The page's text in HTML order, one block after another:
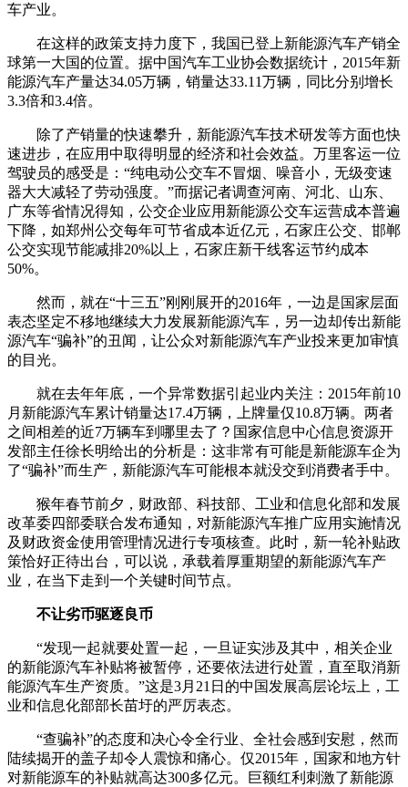
车产业。
在这样的政策支持力度下，我国已登上新能源汽车产销全
球第一大国的位置。据中国汽车工业协会数据统计，2015年新
能源汽车产量达34.05万辆，销量达33.11万辆，同比分别增长
3.3倍和3.4倍。
除了产销量的快速攀升，新能源汽车技术研发等方面也快
速进步，在应用中取得明显的经济和社会效益。万里客运一位
驾驶员的感受是：“纯电动公交车不冒烟、噪音小，无级变速
器大大减轻了劳动强度。”而据记者调查河南、河北、山东、
广东等省情况得知，公交企业应用新能源公交车运营成本普遍
下降，如郑州公交每年可节省成本近亿元，石家庄公交、邯郸
公交实现节能减排20%以上，石家庄新干线客运节约成本
50%。
然而，就在“十三五”刚刚展开的2016年，一边是国家层面
表态坚定不移地继续大力发展新能源汽车，另一边却传出新能
源汽车“骗补”的丑闻，让公众对新能源汽车产业投来更加审慎
的目光。
就在去年年底，一个异常数据引起业内关注：2015年前10
月新能源汽车累计销量达17.4万辆，上牌量仅10.8万辆。两者
之间相差的近7万辆车到哪里去了？国家信息中心信息资源开
发部主任徐长明给出的分析是：这非常有可能是新能源车企为
了“骗补”而生产，新能源汽车可能根本就没交到消费者手中。
猴年春节前夕，财政部、科技部、工业和信息化部和发展
改革委四部委联合发布通知，对新能源汽车推广应用实施情况
及财政资金使用管理情况进行专项核查。此时，新一轮补贴政
策恰好正待出台，可以说，承载着厚重期望的新能源汽车产
业，在当下走到一个关键时间节点。
不让劣币驱逐良币
“发现一起就要处置一起，一旦证实涉及其中，相关企业
的新能源汽车补贴将被暂停，还要依法进行处置，直至取消新
能源汽车生产资质。”这是3月21日的中国发展高层论坛上，工
业和信息化部部长苗圩的严厉表态。
“查骗补”的态度和决心令全行业、全社会感到安慰，然而
陆续揭开的盖子却令人震惊和痛心。仅2015年，国家和地方针
对新能源车的补贴就高达300多亿元。巨额红利刺激了新能源